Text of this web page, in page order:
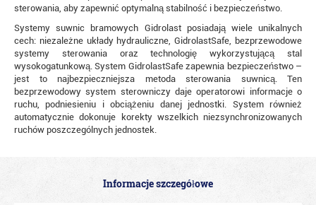
sterowania, aby zapewnić optymalną stabilność i bezpieczeństwo.
Systemy suwnic bramowych Gidrolast posiadają wiele unikalnych
cech: niezależne układy hydrauliczne, GidrolastSafe, bezprzewodowe
systemy sterowania oraz technologię wykorzystującą stal
wysokogatunkową. System GidrolastSafe zapewnia bezpieczeństwo –
jest to najbezpieczniejsza metoda sterowania suwnicą. Ten
bezprzewodowy system sterowniczy daje operatorowi informacje o
ruchu, podniesieniu i obciążeniu danej jednostki. System również
automatycznie dokonuje korekty wszelkich niezsynchronizowanych
ruchów poszczególnych jednostek.
Informacje szczegółowe